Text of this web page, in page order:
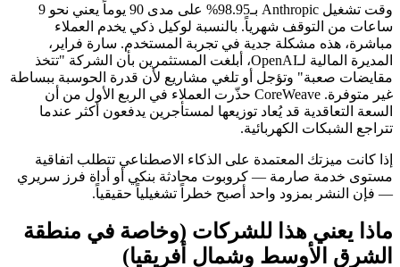
وقت تشغيل Anthropic بـ98.95% على مدى 90 يوماً يعني نحو 9
ساعات من التوقف شهرياً. بالنسبة لوكيل ذكي يخدم العملاء
مباشرة، هذه مشكلة جدية في تجربة المستخدم. سارة فراير،
المديرة المالية لـOpenAI، أبلغت المستثمرين بأن الشركة "تتخذ
مقايضات صعبة" وتؤجل أو تلغي مشاريع لأن قدرة الحوسبة ببساطة
غير متوفرة. CoreWeave حذّرت العملاء في الربع الأول من أن
السعة التعاقدية قد يُعاد توزيعها لمستأجرين يدفعون أكثر عندما
تتراجع الشبكات الكهربائية.
إذا كانت ميزتك المعتمدة على الذكاء الاصطناعي تتطلب اتفاقية
مستوى خدمة صارمة — كروبوت محادثة بنكي أو أداة فرز سريري
— فإن النشر بمزود واحد أصبح خطراً تشغيلياً حقيقياً.
ماذا يعني هذا للشركات (وخاصة في منطقة
الشرق الأوسط وشمال أفريقيا)